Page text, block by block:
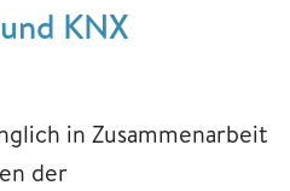
KNX
in Zusammenarbeit
der